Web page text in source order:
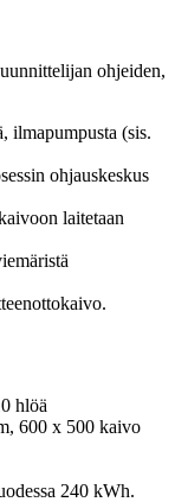
ohjeiden,
ilmapumpusta (sis.
ohjauskeskus
laitetaan
hlöä
600 x 500 kaivo
240 kWh.